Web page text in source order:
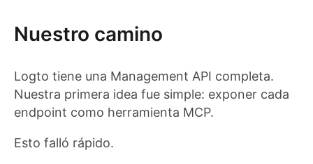
Nuestro camino
Logto tiene una Management API completa.
Nuestra primera idea fue simple: exponer cada
endpoint como herramienta MCP.
Esto falló rápido.